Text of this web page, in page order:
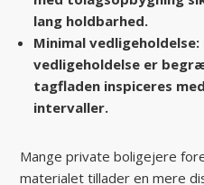
lang holdbarhed.
Minimal vedligeholdelse:
vedligeholdelse er
tagfladen inspiceres
intervaller.
Mange private boligejere
materialet tillader en mere